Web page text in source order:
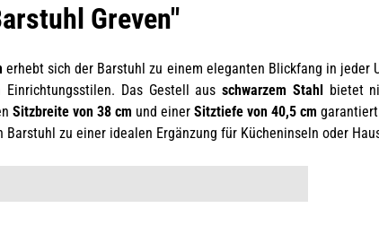
Greven"
erhebt sich der Barstuhl zu einem eleganten Blickfang in jeder
Einrichtungsstilen. Das Gestell ausschwarzem Stahlbietet
Sitzbreite von 38 cm und einer Sitztiefe von 40,5 cm
zu einer idealen Ergänzung für Kücheninseln oder